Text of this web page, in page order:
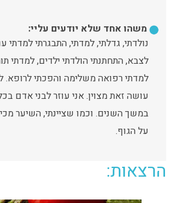
משהו אחד שלא יודעים עליי:
נולדתי, גדלתי, למדתי, התבגרתי למדתי
לצבא, התחתנתי הולדתי ילדים, למדתי
למדתי רפואה משלימה והפכתי לרופא.
עושה זאת מצוין. אני עוזר לבני אדם
במשך השנים. וכמו שציינתי, השיער
על הגוף.
הרצאות: